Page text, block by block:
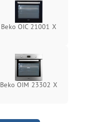
Beko OIC 21001 X
Beko OIM 23302 X